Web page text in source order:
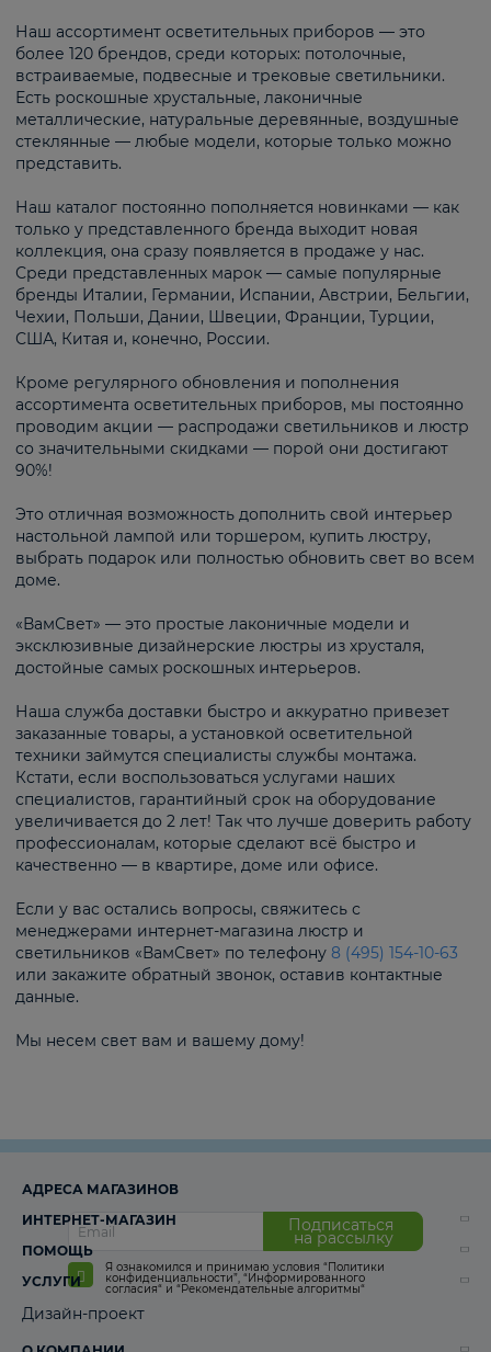
Наш ассортимент осветительных приборов — это
более 120 брендов, среди которых: потолочные,
встраиваемые, подвесные и трековые светильники.
Есть роскошные хрустальные, лаконичные
металлические, натуральные деревянные, воздушные
стеклянные — любые модели, которые только можно
представить.
Наш каталог постоянно пополняется новинками — как
только у представленного бренда выходит новая
коллекция, она сразу появляется в продаже у нас.
Среди представленных марок — самые популярные
бренды Италии, Германии, Испании, Австрии, Бельгии,
Чехии, Польши, Дании, Швеции, Франции, Турции,
США, Китая и, конечно, России.
Кроме регулярного обновления и пополнения
ассортимента осветительных приборов, мы постоянно
проводим акции — распродажи светильников и люстр
со значительными скидками — порой они достигают
90%!
Это отличная возможность дополнить свой интерьер
настольной лампой или торшером, купить люстру,
выбрать подарок или полностью обновить свет во всем
доме.
«ВамСвет» — это простые лаконичные модели и
эксклюзивные дизайнерские люстры из хрусталя,
достойные самых роскошных интерьеров.
Наша служба доставки быстро и аккуратно привезет
заказанные товары, а установкой осветительной
техники займутся специалисты службы монтажа.
Кстати, если воспользоваться услугами наших
специалистов, гарантийный срок на оборудование
увеличивается до 2 лет! Так что лучше доверить работу
профессионалам, которые сделают всё быстро и
качественно — в квартире, доме или офисе.
Если у вас остались вопросы, свяжитесь с
менеджерами интернет-магазина люстр и
светильников «ВамСвет» по телефону 8 (495) 154-10-63
или закажите обратный звонок, оставив контактные
данные.
Мы несем свет вам и вашему дому!
Подписаться
на рассылку
Я ознакомился и принимаю условия “Политики
конфиденциальности”, “Информированного
согласия“ и “Рекомендательные алгоритмы“
АДРЕСА МАГАЗИНОВ
ИНТЕРНЕТ-МАГАЗИН
ПОМОЩЬ
УСЛУГИ
Дизайн-проект